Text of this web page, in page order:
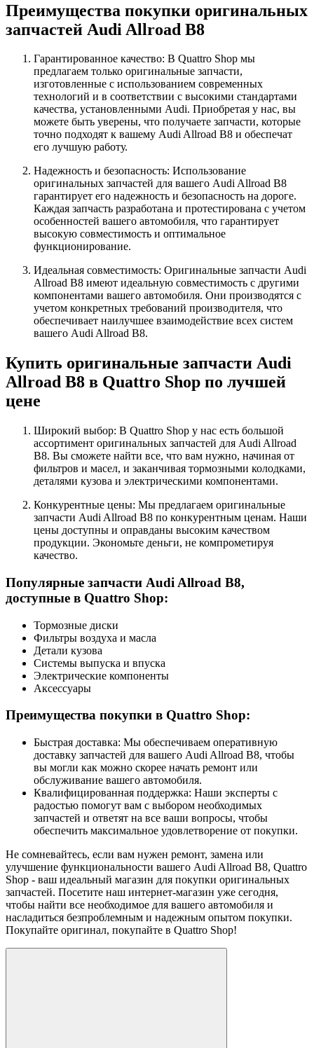
Преимущества покупки оригинальных
запчастей Audi Allroad B8
Гарантированное качество: В Quattro Shop мы
предлагаем только оригинальные запчасти,
изготовленные с использованием современных
технологий и в соответствии с высокими стандартами
качества, установленными Audi. Приобретая у нас, вы
можете быть уверены, что получаете запчасти, которые
точно подходят к вашему Audi Allroad B8 и обеспечат
его лучшую работу.
Надежность и безопасность: Использование
оригинальных запчастей для вашего Audi Allroad B8
гарантирует его надежность и безопасность на дороге.
Каждая запчасть разработана и протестирована с учетом
особенностей вашего автомобиля, что гарантирует
высокую совместимость и оптимальное
функционирование.
Идеальная совместимость: Оригинальные запчасти Audi
Allroad B8 имеют идеальную совместимость с другими
компонентами вашего автомобиля. Они производятся с
учетом конкретных требований производителя, что
обеспечивает наилучшее взаимодействие всех систем
вашего Audi Allroad B8.
Купить оригинальные запчасти Audi
Allroad B8 в Quattro Shop по лучшей
цене
Широкий выбор: В Quattro Shop у нас есть большой
ассортимент оригинальных запчастей для Audi Allroad
B8. Вы сможете найти все, что вам нужно, начиная от
фильтров и масел, и заканчивая тормозными колодками,
деталями кузова и электрическими компонентами.
Конкурентные цены: Мы предлагаем оригинальные
запчасти Audi Allroad B8 по конкурентным ценам. Наши
цены доступны и оправданы высоким качеством
продукции. Экономьте деньги, не компрометируя
качество.
Популярные запчасти Audi Allroad B8,
доступные в Quattro Shop:
Тормозные диски
Фильтры воздуха и масла
Детали кузова
Системы выпуска и впуска
Электрические компоненты
Аксессуары
Преимущества покупки в Quattro Shop:
Быстрая доставка: Мы обеспечиваем оперативную
доставку запчастей для вашего Audi Allroad B8, чтобы
вы могли как можно скорее начать ремонт или
обслуживание вашего автомобиля.
Квалифицированная поддержка: Наши эксперты с
радостью помогут вам с выбором необходимых
запчастей и ответят на все ваши вопросы, чтобы
обеспечить максимальное удовлетворение от покупки.
Не сомневайтесь, если вам нужен ремонт, замена или
улучшение функциональности вашего Audi Allroad B8, Quattro
Shop - ваш идеальный магазин для покупки оригинальных
запчастей. Посетите наш интернет-магазин уже сегодня,
чтобы найти все необходимое для вашего автомобиля и
насладиться безпроблемным и надежным опытом покупки.
Покупайте оригинал, покупайте в Quattro Shop!